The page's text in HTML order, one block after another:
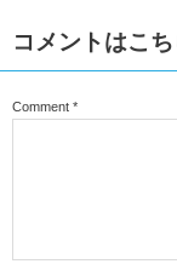
コメントはこち
Comment *